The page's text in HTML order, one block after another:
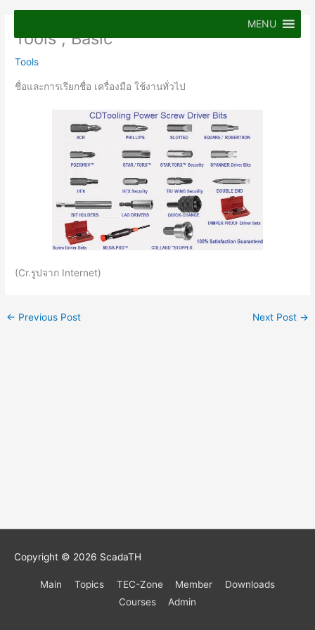
content
MENU
Tools ; Basic
Tools
ชื่อและการเรียกชื่อ เครื่องมือ ใช้งานทั่วไป
(Cr.รูปจาก Internet)
← Previous Post Next Post →
Copyright © 2026 ScadaTH
Main Topics TEC-Zone Member
Downloads
Courses
Admin